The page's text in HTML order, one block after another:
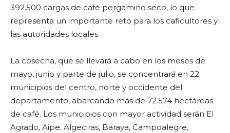
392.500 cargas de café pergamino seco, lo que
representa un importante reto para los caficultores y
las autoridades locales.
La cosecha, que se llevará a cabo en los meses de
mayo, junio y parte de julio, se concentrará en 22
municipios del centro, norte y occidente del
departamento, abarcando más de 72.574 hectáreas
de café. Los municipios con mayor actividad serán El
Agrado, Aipe, Algeciras, Baraya, Campoalegre,